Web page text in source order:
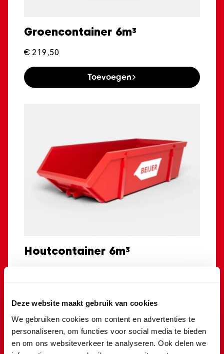
Deze website maakt gebruik van cookies
We gebruiken cookies om content en advertenties te
personaliseren, om functies voor social media te bieden
en om ons websiteverkeer te analyseren. Ook delen we
Groencontainer 6m³
€ 219,50
Toevoegen
Houtcontainer 6m³